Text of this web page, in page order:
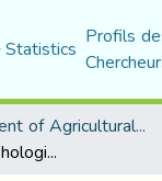
Statistics Profils
Department of Agricultural Sciences
Caractérisation morphologique et l’effet du stress salin sur le comportement de quelques variétés du carotte (Daucus carota L.) cultivée dans la région de M’sila.